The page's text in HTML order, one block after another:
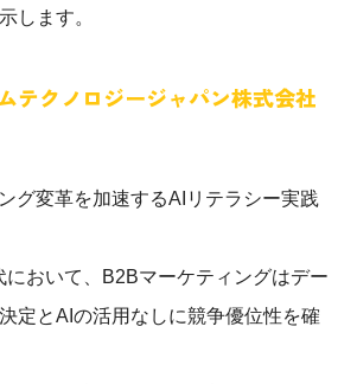
します。
テクノロジージャパン株式会社
グ変革を加速するAIリテラシー実践
において、B2Bマーケティングはデー
定とAIの活用なしに競争優位性を確